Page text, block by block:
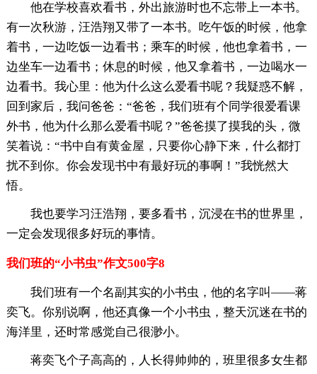
他在学校喜欢看书，外出旅游时也不忘带上一本书。
有一次秋游，汪浩翔又带了一本书。吃午饭的时候，他拿
着书，一边吃饭一边看书；乘车的时候，他也拿着书，一
边坐车一边看书；休息的时候，他又拿着书，一边喝水一
边看书。我心里：他为什么这么爱看书呢？我疑惑不解，
回到家后，我问爸爸：“爸爸，我们班有个同学很爱看课
外书，他为什么那么爱看书呢？”爸爸摸了摸我的头，微
笑着说：“书中自有黄金屋，只要你心静下来，什么都打
扰不到你。你会发现书中有最好玩的事啊！”我恍然大
悟。
我也要学习汪浩翔，要多看书，沉浸在书的世界里，
一定会发现很多好玩的事情。
我们班的“小书虫”作文500字8
我们班有一个名副其实的小书虫，他的名字叫——蒋
奕飞。你别说啊，他还真像一个小书虫，整天沉迷在书的
海洋里，还时常感觉自己很渺小。
蒋奕飞个子高高的，人长得帅帅的，班里很多女生都